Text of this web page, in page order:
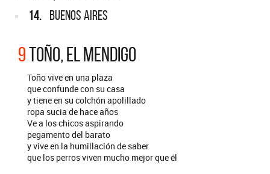
14. BUENOS AIRES
9TOÑO, EL MENDIGO
Toño vive en una plaza
que confunde con su casa
y tiene en su colchón apolillado
ropa sucia de hace años
Ve a los chicos aspirando
pegamento del barato
y vive en la humillación de saber
que los perros viven mucho mejor que él